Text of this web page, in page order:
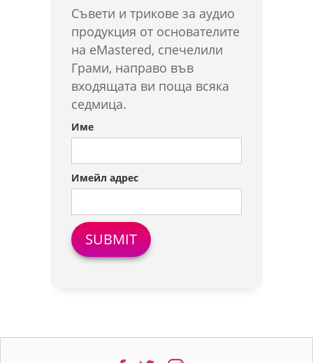
Съвети и трикове за аудио
продукция от основателите
на eMastered, спечелили
Грами, направо във
входящата ви поща всяка
седмица.
Име
Имейл адрес